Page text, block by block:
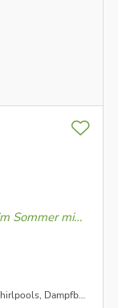
Sommer mit
Dampfbad, Saunen